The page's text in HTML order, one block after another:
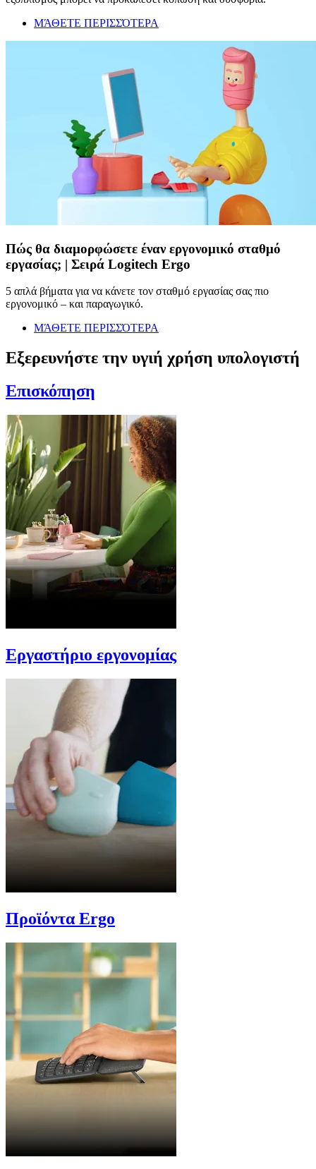
ΜΆΘΕΤΕ ΠΕΡΙΣΣΌΤΕΡΑ
Πώς θα διαμορφώσετε έναν εργονομικό σταθμό
εργασίας; | Σειρά Logitech Ergo
5 απλά βήματα για να κάνετε τον σταθμό εργασίας σας πιο
εργονομικό – και παραγωγικό.
ΜΆΘΕΤΕ ΠΕΡΙΣΣΌΤΕΡΑ
Εξερευνήστε την υγιή χρήση υπολογιστή
Επισκόπηση
Εργαστήριο εργονομίας
Προϊόντα Ergo